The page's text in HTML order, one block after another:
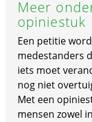
Meer
opiniestuk
Een petitie
medestanders
iets moet
nog niet
Met een
mensen zowel